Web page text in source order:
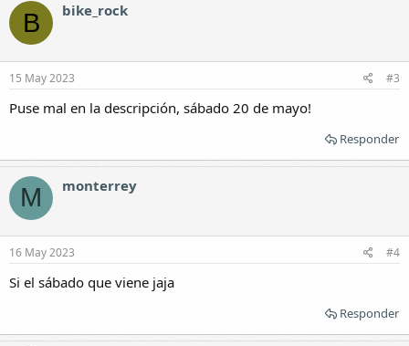
B bike_rock
15 May 2023 #3
Puse mal en la descripción, sábado 20 de mayo!
Responder
M monterrey
16 May 2023 #4
Si el sábado que viene jaja
Responder